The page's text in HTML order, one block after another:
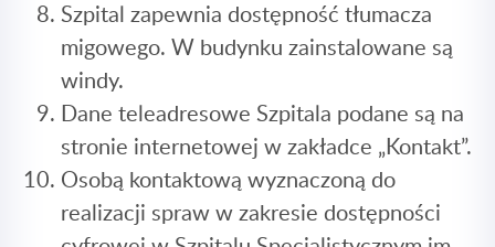
Szpital zapewnia dostępność tłumacza
migowego. W budynku zainstalowane są
windy.
Dane teleadresowe Szpitala podane są na
stronie internetowej w zakładce „Kontakt”.
Osobą kontaktową wyznaczoną do
realizacji spraw w zakresie dostępności